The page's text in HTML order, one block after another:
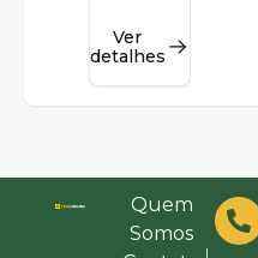
Ver
detalhes
Quem
Somos